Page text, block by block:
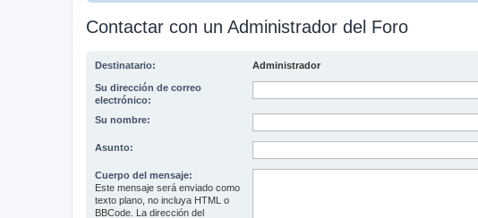
Contactar con un Administrador del Foro
Destinatario: Administrador
Su dirección de correo
electrónico:
Su nombre:
Asunto:
Cuerpo del mensaje:
Este mensaje será enviado como
texto plano, no incluya HTML o
BBCode. La dirección del